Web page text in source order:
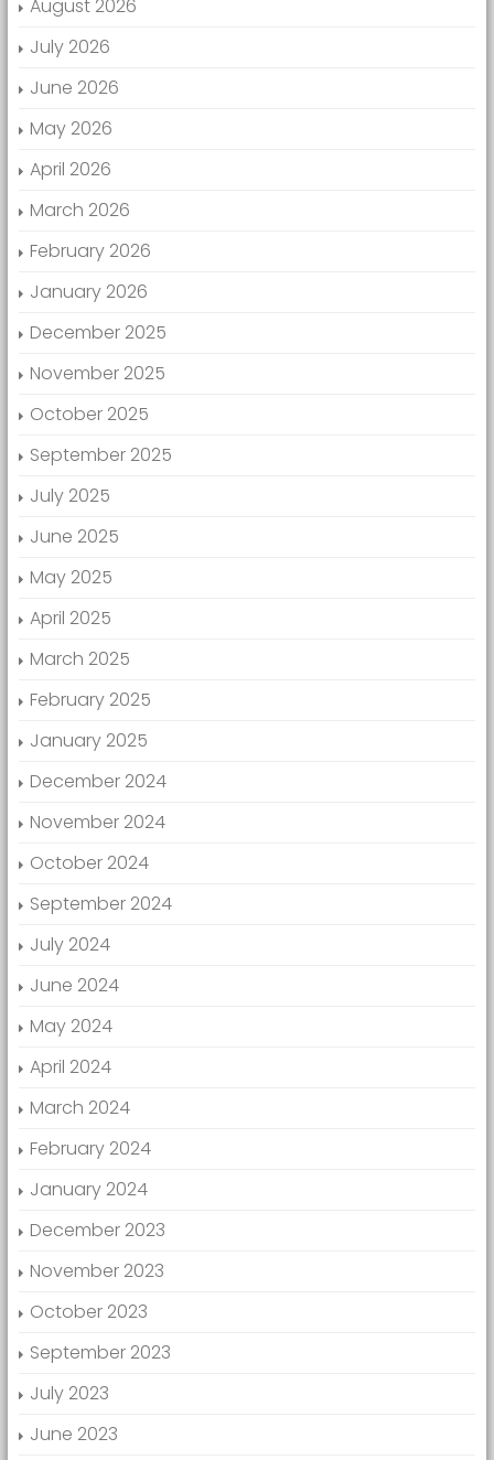
August 2026
July 2026
June 2026
May 2026
April 2026
March 2026
February 2026
January 2026
December 2025
November 2025
October 2025
September 2025
July 2025
June 2025
May 2025
April 2025
March 2025
February 2025
January 2025
December 2024
November 2024
October 2024
September 2024
July 2024
June 2024
May 2024
April 2024
March 2024
February 2024
January 2024
December 2023
November 2023
October 2023
September 2023
July 2023
June 2023